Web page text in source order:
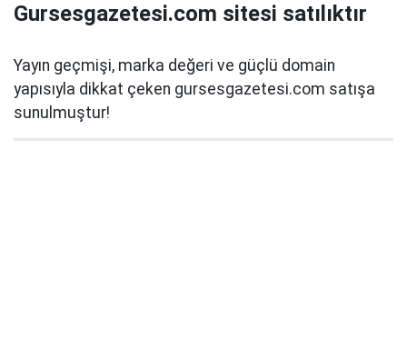
Gursesgazetesi.com sitesi satılıktır
Yayın geçmişi, marka değeri ve güçlü domain
yapısıyla dikkat çeken gursesgazetesi.com satışa
sunulmuştur!